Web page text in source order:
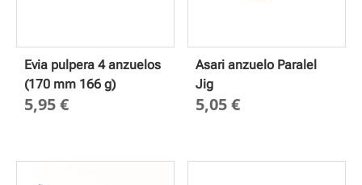
Evia pulpera 4 anzuelos
(170 mm 166 g)
5,95€
Asari anzuelo Paralel
Jig
5,05€